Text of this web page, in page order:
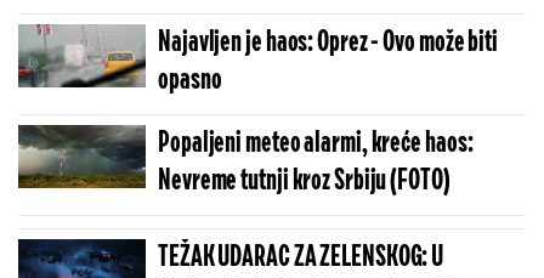
ove gradove
Najavljen je haos: Oprez - Ovo može biti
opasno
Popaljeni meteo alarmi, kreće haos:
Nevreme tutnji kroz Srbiju (FOTO)
TEŽAK UDARAC ZA ZELENSKOG: U